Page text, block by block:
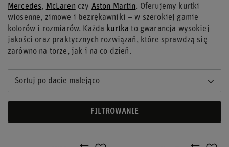
Mercedes, McLaren czy Aston Martin. Oferujemy kurtki
wiosenne, zimowe i bezrękawniki – w szerokiej gamie
kolorów i rozmiarów. Każda kurtka to gwarancja wysokiej
jakości oraz praktycznych rozwiązań, które sprawdzą się
zarówno na torze, jak i na co dzień.
Sortuj po dacie malejąco
FILTROWANIE